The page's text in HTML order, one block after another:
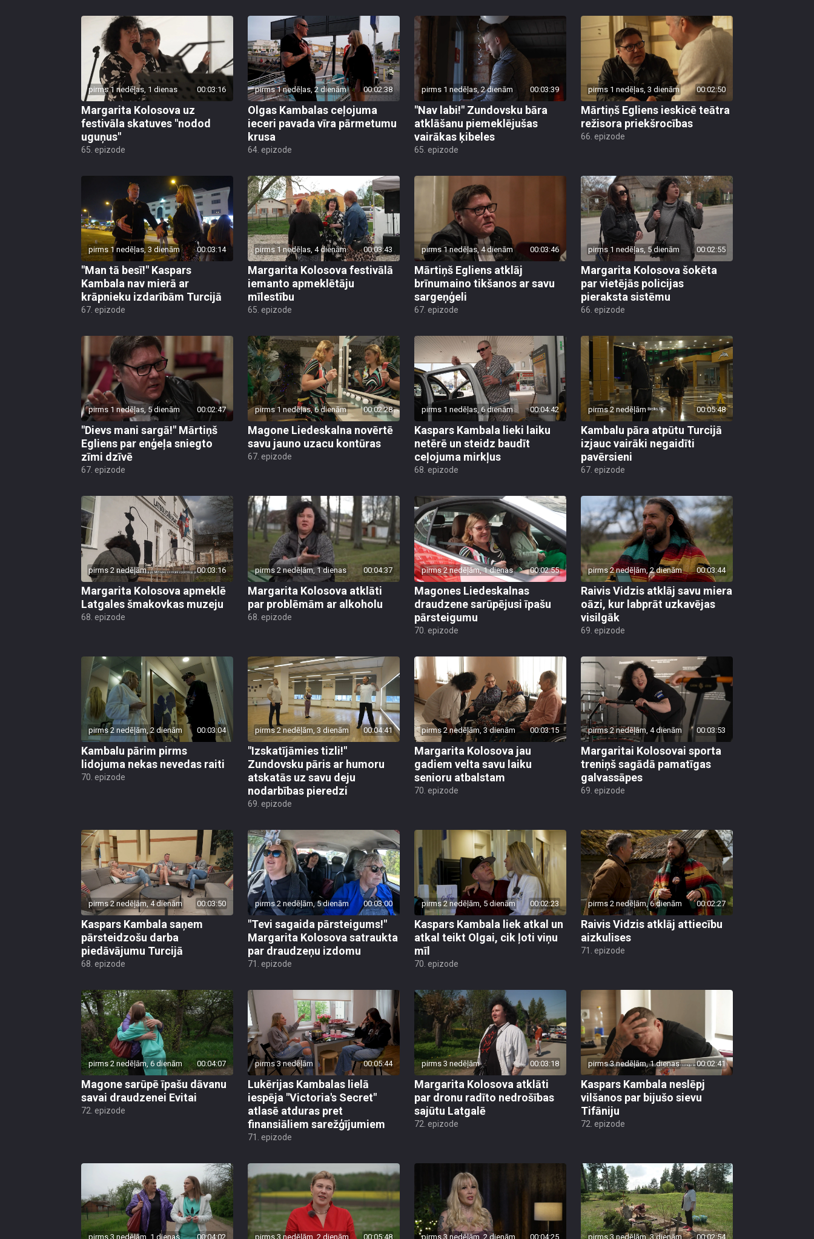
pirms 1 nedēļas, 1 dienas 00:03:16
Margarita Kolosova uz
festivāla skatuves "nodod
uguņus"
65. epizode
pirms 1 nedēļas, 2 dienām 00:02:38
Olgas Kambalas ceļojuma
ieceri pavada vīra pārmetumu
krusa
64. epizode
pirms 1 nedēļas, 2 dienām 00:03:39
"Nav labi!" Zundovsku bāra
atklāšanu piemeklējušas
vairākas ķibeles
65. epizode
pirms 1 nedēļas, 3 dienām 00:02:50
Mārtiņš Egliens ieskicē teātra
režisora priekšrocības
66. epizode
pirms 1 nedēļas, 3 dienām 00:03:14
"Man tā besī!" Kaspars
Kambala nav mierā ar
krāpnieku izdarībām Turcijā
67. epizode
pirms 1 nedēļas, 4 dienām 00:03:43
Margarita Kolosova festivālā
iemanto apmeklētāju
mīlestību
65. epizode
pirms 1 nedēļas, 4 dienām 00:03:46
Mārtiņš Egliens atklāj
brīnumaino tikšanos ar savu
sargeņģeli
67. epizode
pirms 1 nedēļas, 5 dienām 00:02:55
Margarita Kolosova šokēta
par vietējās policijas
pieraksta sistēmu
66. epizode
pirms 1 nedēļas, 5 dienām 00:02:47
"Dievs mani sargā!" Mārtiņš
Egliens par enģeļa sniegto
zīmi dzīvē
67. epizode
pirms 1 nedēļas, 6 dienām 00:02:28
Magone Liedeskalna novērtē
savu jauno uzacu kontūras
67. epizode
pirms 1 nedēļas, 6 dienām 00:04:42
Kaspars Kambala lieki laiku
netērē un steidz baudīt
ceļojuma mirkļus
68. epizode
pirms 2 nedēļām 00:05:48
Kambalu pāra atpūtu Turcijā
izjauc vairāki negaidīti
pavērsieni
67. epizode
pirms 2 nedēļām 00:03:16
Margarita Kolosova apmeklē
Latgales šmakovkas muzeju
68. epizode
pirms 2 nedēļām, 1 dienas 00:04:37
Margarita Kolosova atklāti
par problēmām ar alkoholu
68. epizode
pirms 2 nedēļām, 1 dienas 00:02:55
Magones Liedeskalnas
draudzene sarūpējusi īpašu
pārsteigumu
70. epizode
pirms 2 nedēļām, 2 dienām 00:03:44
Raivis Vidzis atklāj savu miera
oāzi, kur labprāt uzkavējas
visilgāk
69. epizode
pirms 2 nedēļām, 2 dienām 00:03:04
Kambalu pārim pirms
lidojuma nekas nevedas raiti
70. epizode
pirms 2 nedēļām, 3 dienām 00:04:41
"Izskatījāmies tizli!"
Zundovsku pāris ar humoru
atskatās uz savu deju
nodarbības pieredzi
69. epizode
pirms 2 nedēļām, 3 dienām 00:03:15
Margarita Kolosova jau
gadiem velta savu laiku
senioru atbalstam
70. epizode
pirms 2 nedēļām, 4 dienām 00:03:53
Margaritai Kolosovai sporta
treniņš sagādā pamatīgas
galvassāpes
69. epizode
pirms 2 nedēļām, 4 dienām 00:03:50
Kaspars Kambala saņem
pārsteidzošu darba
piedāvājumu Turcijā
68. epizode
pirms 2 nedēļām, 5 dienām 00:03:00
"Tevi sagaida pārsteigums!"
Margarita Kolosova satraukta
par draudzeņu izdomu
71. epizode
pirms 2 nedēļām, 5 dienām 00:02:23
Kaspars Kambala liek atkal un
atkal teikt Olgai, cik ļoti viņu
mīl
70. epizode
pirms 2 nedēļām, 6 dienām 00:02:27
Raivis Vidzis atklāj attiecību
aizkulises
71. epizode
pirms 2 nedēļām, 6 dienām 00:04:07
Magone sarūpē īpašu dāvanu
savai draudzenei Evitai
72. epizode
pirms 3 nedēļām 00:05:44
Lukērijas Kambalas lielā
iespēja "Victoria's Secret"
atlasē atduras pret
finansiāliem sarežģījumiem
71. epizode
pirms 3 nedēļām 00:03:18
Margarita Kolosova atklāti
par dronu radīto nedrošības
sajūtu Latgalē
72. epizode
pirms 3 nedēļām, 1 dienas 00:02:41
Kaspars Kambala neslēpj
vilšanos par bijušo sievu
Tifāniju
72. epizode
pirms 3 nedēļām, 1 dienas 00:04:02 pirms 3 nedēļām, 2 dienām 00:05:48 pirms 3 nedēļām, 2 dienām 00:04:25 pirms 3 nedēļām, 3 dienām 00:02:54